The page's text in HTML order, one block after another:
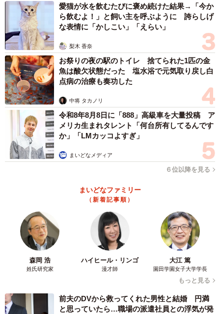
愛猫が水を飲むたびに褒め続けた結果→「今か
ら飲むよ！」と飼い主を呼ぶように 誇らしげ
な表情に「かしこい」「えらい」
梨木 香奈
お祭りの夜の駅のトイレ 捨てられた1匹の金
魚は酸欠状態だった 塩水浴で元気取り戻し白
点病の治療も奏功した
中将 タカノリ
令和8年8月8日に「888」高級車を大量投稿 ア
メリカ生まれタレント「何台所有してるんです
か」「LMカッコよすぎ」
まいどなメディア
６位以降を見る
まいどなファミリー
（新着記事順）
森岡 浩
姓氏研究家
ハイヒール・リンゴ
漫才師
大江 篤
園田学園女子大学学長
もっと見る
前夫のDVから救ってくれた男性と結婚 円満
と思っていたら…職場の派遣社員との浮気が発